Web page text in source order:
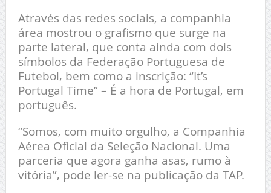
Através das redes sociais, a companhia
área mostrou o grafismo que surge na
parte lateral, que conta ainda com dois
símbolos da Federação Portuguesa de
Futebol, bem como a inscrição: “It’s
Portugal Time” – É a hora de Portugal, em
português.
“Somos, com muito orgulho, a Companhia
Aérea Oficial da Seleção Nacional. Uma
parceria que agora ganha asas, rumo à
vitória”, pode ler-se na publicação da TAP.